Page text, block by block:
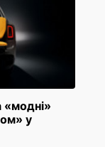
«модні»
у